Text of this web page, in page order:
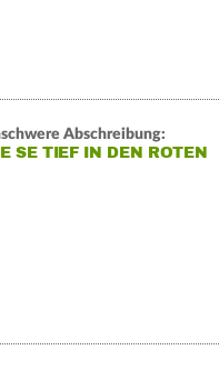
Abschreibung:
SE TIEF IN DEN ROTEN